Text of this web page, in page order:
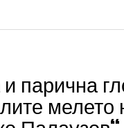
парична
мелето